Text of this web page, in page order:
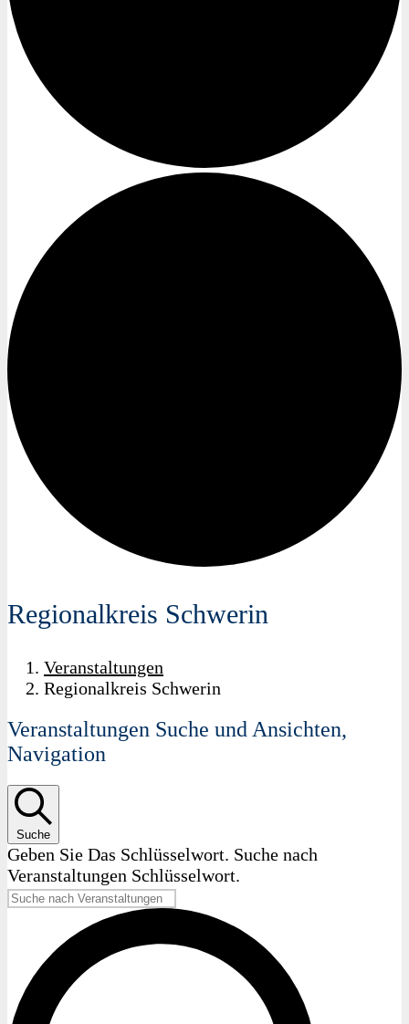
Regionalkreis Schwerin
Veranstaltungen
Regionalkreis Schwerin
Veranstaltungen Suche und Ansichten,
Navigation
Suche
Geben Sie Das Schlüsselwort. Suche nach
Veranstaltungen Schlüsselwort.